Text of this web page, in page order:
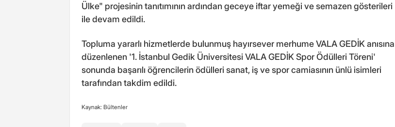
Ülke" projesinin tanıtımının ardından geceye iftar yemeği ve semazen gösterileri
ile devam edildi.
Topluma yararlı hizmetlerde bulunmuş hayırsever merhume VALA GEDİK anısına
düzenlenen '1. İstanbul Gedik Üniversitesi VALA GEDİK Spor Ödülleri Töreni'
sonunda başarılı öğrencilerin ödülleri sanat, iş ve spor camiasının ünlü isimleri
tarafından takdim edildi.
Kaynak: Bültenler